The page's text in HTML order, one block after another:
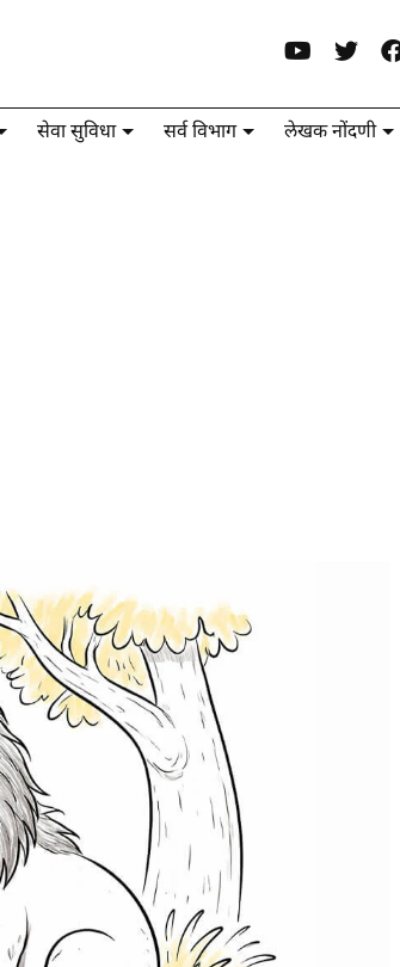
सेवा सुविधा सर्व विभाग लेखक नोंदणी